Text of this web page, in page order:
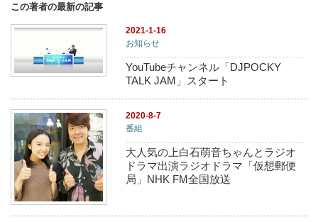
この著者の最新の記事
2021-1-16
お知らせ
YouTubeチャンネル「DJPOCKY
TALK JAM」スタート
2020-8-7
番組
大人気の上白石萌音ちゃんとラジオ
ドラマ出演ラジオドラマ「仮想郵便
局」NHK FM全国放送